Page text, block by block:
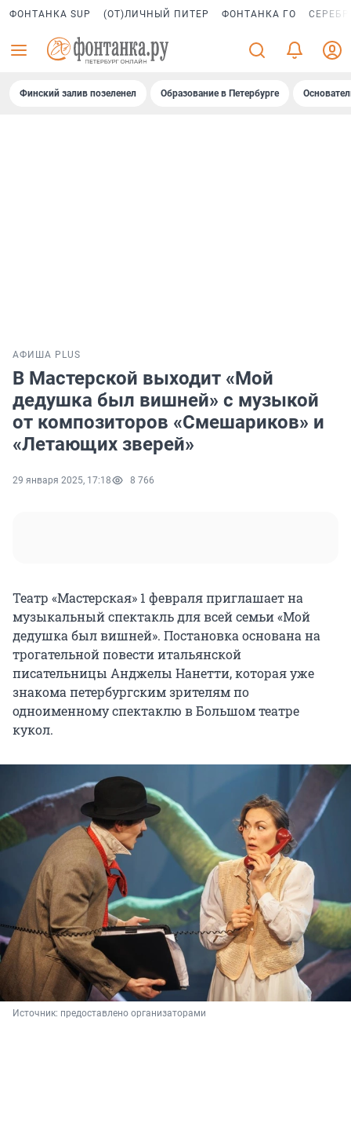
ФОНТАНКА SUP (ОТ)ЛИЧНЫЙ ПИТЕР ФОНТАНКА ГО
Финский залив позеленел Образование в Петербурге
АФИША PLUS
В Мастерской выходит «Мой
дедушка был вишней» с музыкой
от композиторов «Смешариков» и
«Летающих зверей»
29 января 2025, 17:18 8 766
Театр «Мастерская» 1 февраля приглашает на
музыкальный спектакль для всей семьи «Мой
дедушка был вишней». Постановка основана на
трогательной повести итальянской
писательницы Анджелы Нанетти, которая уже
знакома петербургским зрителям по
одноименному спектаклю в Большом театре
кукол.
Источник: предоставлено организаторами